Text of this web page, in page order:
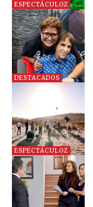
ESPECTÁCULOZ
DESTACADOS
ESPECTÁCULOZ